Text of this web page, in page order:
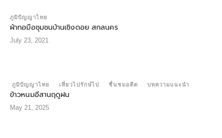
ภูมิปัญญาไทย
ผ้าทอมือชุมชนบ้านเชิงดอย สกลนคร
July 23, 2021
ภูมิปัญญาไทย เที่ยวไปรักษ์ไป ชื่นชมอดีต บทความแนะนำ
ข้าวหนมอีสานฤดูฝน
May 21, 2025